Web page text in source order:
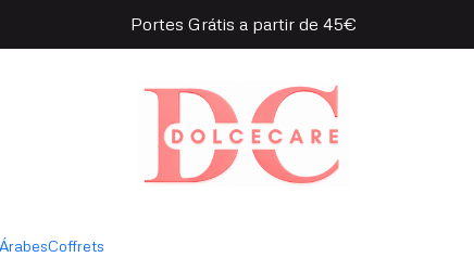
Coffrets
Portes Grátis a partir de 45€
Unissexo Eau de Parfum
Lattafa
de Parfum